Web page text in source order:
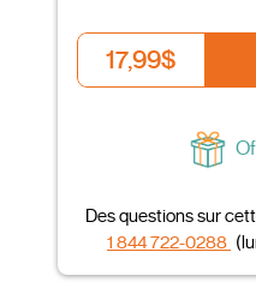
17,99$
Des questions sur
1 844 722-0288